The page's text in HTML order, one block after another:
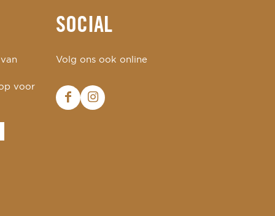
voor
SOCIAL
Volg ons ook online